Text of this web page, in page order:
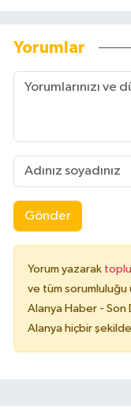
Yorumlar
Gönder
Yorum yazarak
ve tüm sorumluluğu
Alanya Haber -
Alanya hiçbir